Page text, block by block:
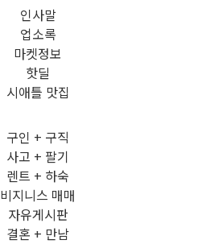
인사말
업소록
마켓정보
핫딜
시애틀 맛집
구인 + 구직
사고 + 팔기
렌트 + 하숙
비지니스 매매
자유게시판
결혼 + 만남